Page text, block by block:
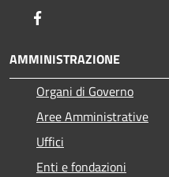
AMMINISTRAZIONE
Organi di Governo
Aree Amministrative
Uffici
Enti e fondazioni